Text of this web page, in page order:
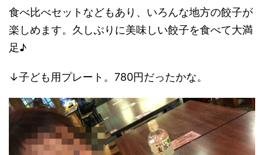
食べ比べセットなどもあり、いろんな地方の餃子が
楽しめます。久しぶりに美味しい餃子を食べて大満
足♪
↓子ども用プレート。780円だったかな。